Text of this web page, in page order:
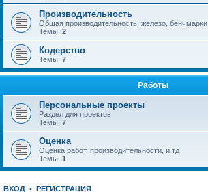
Производительность
Общая производительность, железо, бенчмарки
Темы: 2
Кодерство
Темы: 7
Работы
Персональные проекты
Раздел для проектов
Темы: 7
Оценка
Оценка работ, производительности, и тд
Темы: 1
ВХОД • РЕГИСТРАЦИЯ